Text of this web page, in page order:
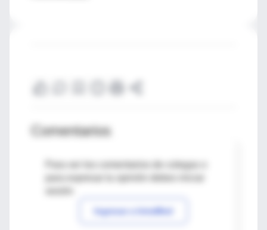
Comentarios
Para ver los comentarios de colegas o
Ingresar a IntraMed